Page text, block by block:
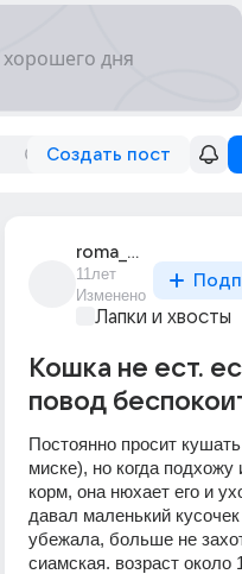
Создать пост
roma_demchuk_4
11лет
Изменено
Лапки и хвосты
Кошка не ест.
повод
Постоянно просит
миске), но когда
корм, она нюхает его и
давал маленький
убежала, больше не
сиамская. возраст около